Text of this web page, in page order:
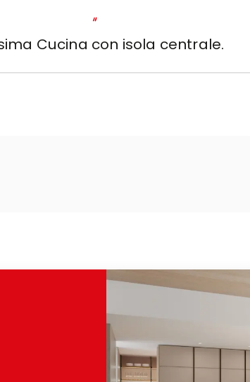
"
Cucina con isola centrale.